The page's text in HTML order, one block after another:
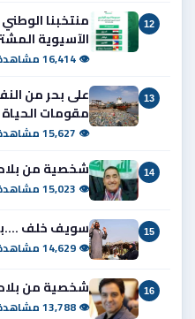
12
الآسيوية
👁 16,414 مشاهدة
13
على بحر من
مقومات الحياة
👁 15,627 مشاهدة
14 شخصية من
👁 15,023 مشاهدة
15 سويف خلف
👁 14,629 مشاهدة
16 شخصية من
👁 13,788 مشاهدة